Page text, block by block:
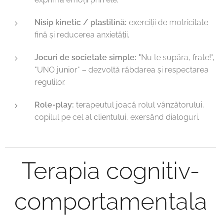
Nisip kinetic / plastilină: exerciții de motricitate
fină și reducerea anxietății.
Jocuri de societate simple: "Nu te supăra, frate!",
"UNO junior" – dezvoltă răbdarea și respectarea
regulilor.
Role-play: terapeutul joacă rolul vânzătorului,
copilul pe cel al clientului, exersând dialoguri.
Terapia cognitiv-
comportamentala